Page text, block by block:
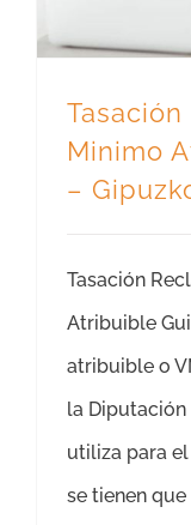
Minimo
–
Tasación
Atribuible
atribuible o
la Diputación
utiliza para
se tienen